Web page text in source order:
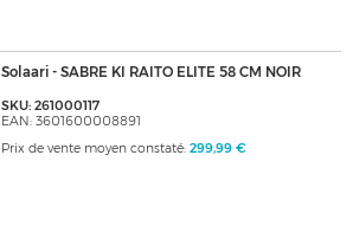
Solaari - SABRE KI RAITO ELITE 58 CM NOIR
SKU: 261000117
EAN: 3601600008891
Prix de vente moyen constaté: 299,99 €